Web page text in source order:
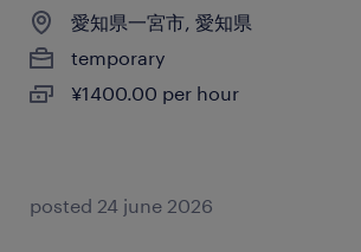
愛知県一宮市, 愛知県
temporary
¥1400.00 per hour
posted 24 june 2026